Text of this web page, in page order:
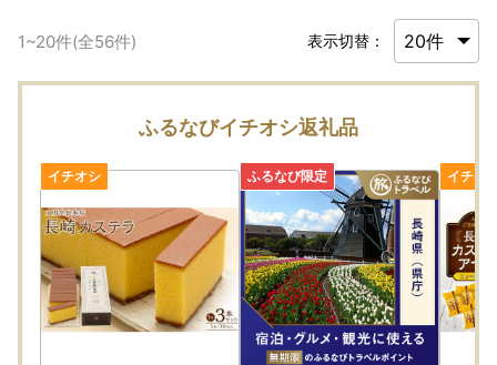
1~20件(全56件) 表示切替：
ふるなびイチオシ返礼品